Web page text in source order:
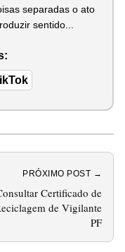
separadas o ato
sentido...
PRÓXIMO POST →
Certificado de
de Vigilante
PF